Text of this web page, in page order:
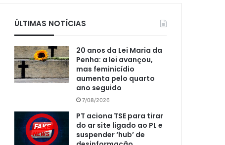
ÚLTIMAS NOTÍCIAS
20 anos da Lei Maria da
Penha: a lei avançou,
mas feminicídio
aumenta pelo quarto
ano seguido
7/08/2026
PT aciona TSE para tirar
do ar site ligado ao PL e
suspender ‘hub’ de